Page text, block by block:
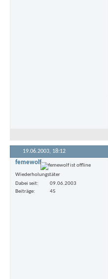
19.06.2003, 18:12
femewolf
Wiederholungstäter
Dabei seit
09.06.2003
Beiträge
45